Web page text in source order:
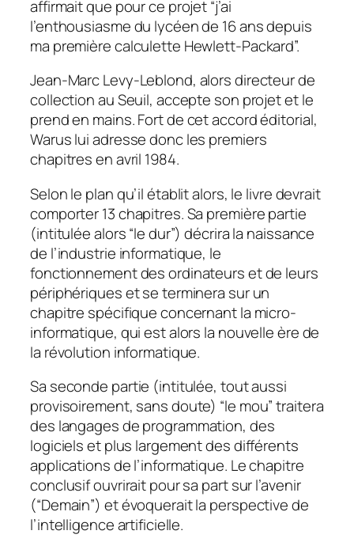
affirmait que pour ce projet “j’ai
l’enthousiasme du lycéen de 16 ans depuis
ma première calculette Hewlett-Packard”.
Jean-Marc Levy-Leblond, alors directeur de
collection au Seuil, accepte son projet et le
prend en mains. Fort de cet accord éditorial,
Warus lui adresse donc les premiers
chapitres en avril 1984.
Selon le plan qu’il établit alors, le livre devrait
comporter 13 chapitres. Sa première partie
(intitulée alors “le dur”) décrira la naissance
de l’industrie informatique, le
fonctionnement des ordinateurs et de leurs
périphériques et se terminera sur un
chapitre spécifique concernant la micro-
informatique, qui est alors la nouvelle ère de
la révolution informatique.
Sa seconde partie (intitulée, tout aussi
provisoirement, sans doute) “le mou” traitera
des langages de programmation, des
logiciels et plus largement des différents
applications de l’informatique. Le chapitre
conclusif ouvrirait pour sa part sur l’avenir
(“Demain”) et évoquerait la perspective de
l’intelligence artificielle.